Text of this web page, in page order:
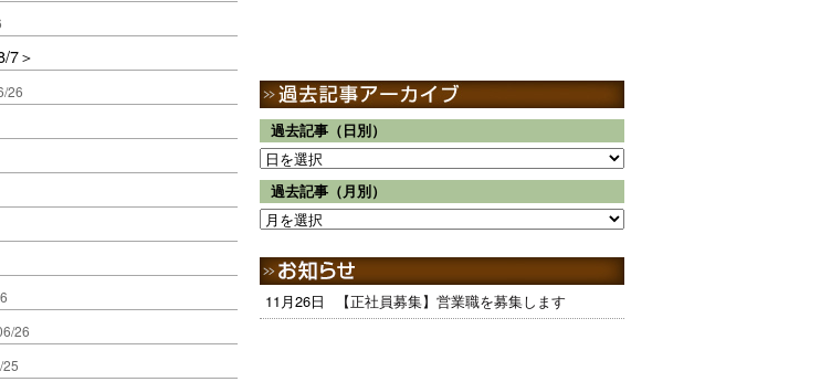
7＞
26
26
過去記事（日別）
過去記事（月別）
11月26日 【正社員募集】営業職を募集します